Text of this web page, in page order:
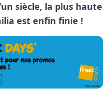
siècle, la plus haute
est enfin finie !